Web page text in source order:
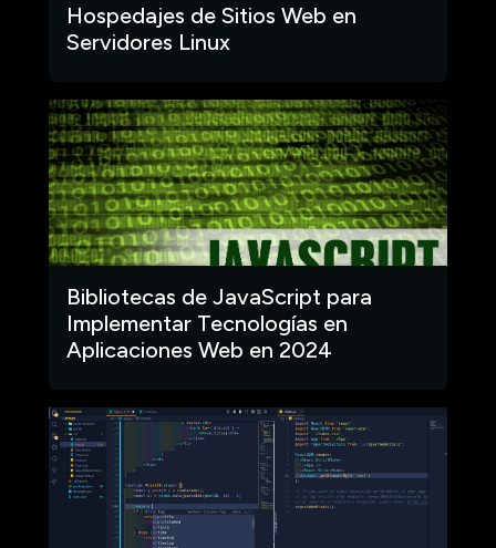
Hospedajes de Sitios Web en
Servidores Linux
Bibliotecas de JavaScript para
Implementar Tecnologías en
Aplicaciones Web en 2024